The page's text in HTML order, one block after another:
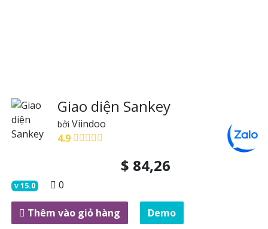
Giao diện Sankey
bởi Viindoo
4.9
$ 84,26
v15.0 0
Thêm vào giỏ hàng Demo